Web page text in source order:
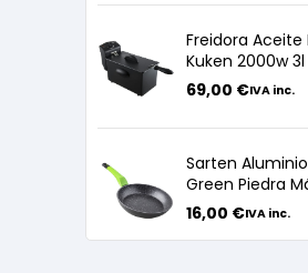
Freidora
Kuken 2000w 3l
69,00 €IVA inc.
Sarten
Green Piedra
24cm
16,00 €IVA inc.